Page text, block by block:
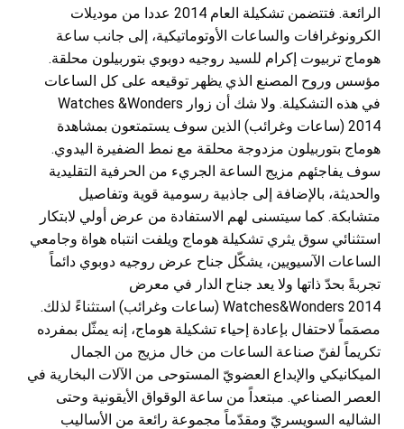
الرائعة. فتتضمن تشكيلة العام 2014 عددا من موديلات
الكرونوغرافات والساعات الأوتوماتيكية، إلى جانب ساعة
هوماج تربيوت إكرام للسيد روجيه دوبوي بتوربيلون محلقة.
مؤسس وروح المصنع الذي يظهر توقيعه على كل الساعات
في هذه التشكيلة. ولا شك أن زوار Watches &Wonders
2014 (ساعات وغرائب) الذين سوف يستمتعون بمشاهدة
هوماج بتوربيلون مزدوجة محلقة مع نمط الضفيرة اليدوي.
سوف يفاجئهم مزيج الساعة الجريء من الحرفية التقليدية
والحديثة، بالإضافة إلى جاذبية رسومية قوية وتفاصيل
متشابكة. كما سيتسنى لهم الاستفادة من عرض أولي لابتكار
استثنائي سوق يثري تشكيلة هوماج ويلفت انتباه هواة وجامعي
الساعات الآسيويين، يشكّل جناح عرض روجيه دوبوي دائماً
تجربةً بحدّ ذاتها ولا يعد جناح الدار في معرض
Watches&Wonders 2014 (ساعات وغرائب) استثناءً لذلك.
مصمَماً لاحتفال بإعادة إحياء تشكيلة هوماج، إنه يمثّل بمفرده
تكريماً لفنّ صناعة الساعات من خال مزيج من الجمال
الميكانيكي والإبداع العضويّ المستوحى من الآلات البخارية في
العصر الصناعي. مبتعداً من ساعة الوقواق الأيقونية وحتى
الشاليه السويسريّ ومقدّماً مجموعة رائعة من الأساليب